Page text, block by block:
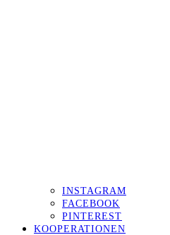
INSTAGRAM
FACEBOOK
PINTEREST
KOOPERATIONEN